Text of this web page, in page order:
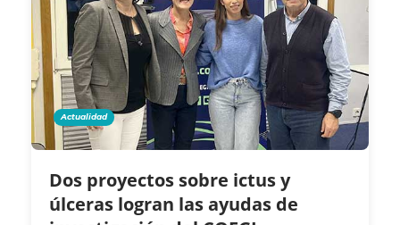
Actualidad
Dos proyectos sobre ictus y
úlceras logran las ayudas de